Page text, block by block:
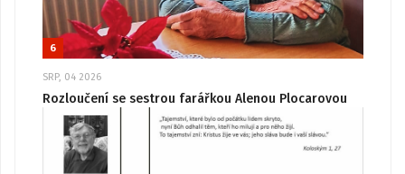
6
SRP, 04 2026
Rozloučení se sestrou farářkou Alenou Plocarovou